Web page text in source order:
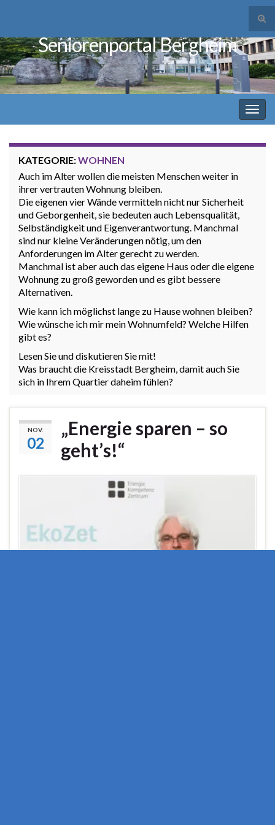
Search for:
Seniorenportal Bergheim
KATEGORIE:WOHNEN
Auch im Alter wollen die meisten Menschen weiter in
ihrer vertrauten Wohnung bleiben.
Die eigenen vier Wände vermitteln nicht nur Sicherheit
und Geborgenheit, sie bedeuten auch Lebensqualität,
Selbständigkeit und Eigenverantwortung. Manchmal
sind nur kleine Veränderungen nötig, um den
Anforderungen im Alter gerecht zu werden.
Manchmal ist aber auch das eigene Haus oder die eigene
Wohnung zu groß geworden und es gibt bessere
Alternativen.
Wie kann ich möglichst lange zu Hause wohnen bleiben?
Wie wünsche ich mir mein Wohnumfeld? Welche Hilfen
gibt es?
Lesen Sie und diskutieren Sie mit!
Was braucht die Kreisstadt Bergheim,damit auch Sie
sich in Ihrem Quartier daheim fühlen?
NOV.
02
„Energie sparen – so
geht’s!“